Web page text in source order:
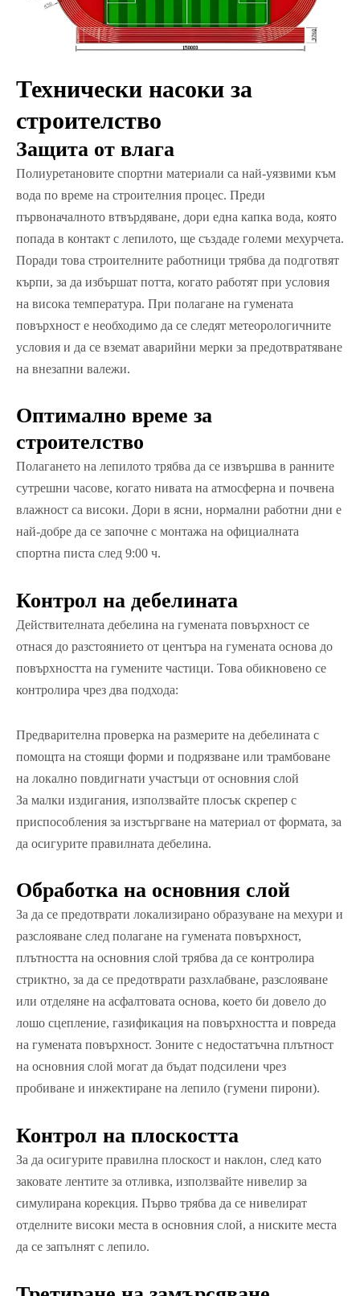
Технически насоки за
строителство
Защита от влага
Полиуретановите спортни материали са най-уязвими към
вода по време на строителния процес. Преди
първоначалното втвърдяване, дори една капка вода, която
попада в контакт с лепилото, ще създаде големи мехурчета.
Поради това строителните работници трябва да подготвят
кърпи, за да избършат потта, когато работят при условия
на висока температура. При полагане на гумената
повърхност е необходимо да се следят метеорологичните
условия и да се вземат аварийни мерки за предотвратяване
на внезапни валежи.
Оптимално време за
строителство
Полагането на лепилото трябва да се извършва в ранните
сутрешни часове, когато нивата на атмосферна и почвена
влажност са високи. Дори в ясни, нормални работни дни е
най-добре да се започне с монтажа на официалната
спортна писта след 9:00 ч.
Контрол на дебелината
Действителната дебелина на гумената повърхност се
отнася до разстоянието от центъра на гумената основа до
повърхността на гумените частици. Това обикновено се
контролира чрез два подхода:
Предварителна проверка на размерите на дебелината с
помощта на стоящи форми и подрязване или трамбоване
на локално повдигнати участъци от основния слой
За малки издигания, използвайте плосък скрепер с
приспособления за изстъргване на материал от формата, за
да осигурите правилната дебелина.
Обработка на основния слой
За да се предотврати локализирано образуване на мехури и
разслояване след полагане на гумената повърхност,
плътността на основния слой трябва да се контролира
стриктно, за да се предотврати разхлабване, разслояване
или отделяне на асфалтовата основа, което би довело до
лошо сцепление, газификация на повърхността и повреда
на гумената повърхност. Зоните с недостатъчна плътност
на основния слой могат да бъдат подсилени чрез
пробиване и инжектиране на лепило (гумени пирони).
Контрол на плоскостта
За да осигурите правилна плоскост и наклон, след като
заковате лентите за отливка, използвайте нивелир за
симулирана корекция. Първо трябва да се нивелират
отделните високи места в основния слой, а ниските места
да се запълнят с лепило.